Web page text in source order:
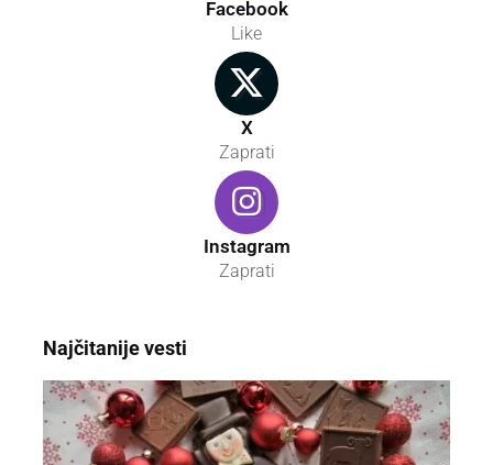
Facebook
Like
X
Zaprati
Instagram
Zaprati
Najčitanije vesti